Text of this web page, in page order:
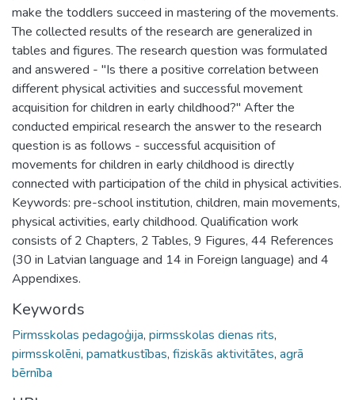
make the toddlers succeed in mastering of the movements.
The collected results of the research are generalized in
tables and figures. The research question was formulated
and answered - "Is there a positive correlation between
different physical activities and successful movement
acquisition for children in early childhood?" After the
conducted empirical research the answer to the research
question is as follows - successful acquisition of
movements for children in early childhood is directly
connected with participation of the child in physical activities.
Keywords: pre-school institution, children, main movements,
physical activities, early childhood. Qualification work
consists of 2 Chapters, 2 Tables, 9 Figures, 44 References
(30 in Latvian language and 14 in Foreign language) and 4
Appendixes.
Keywords
Pirmsskolas pedagoģija, pirmsskolas dienas rits,
pirmsskolēni, pamatkustības, fiziskās aktivitātes, agrā
bērnība